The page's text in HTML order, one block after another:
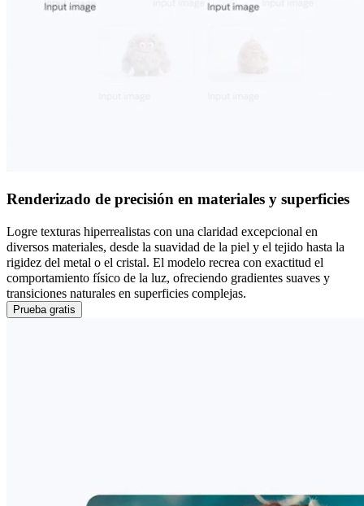
Renderizado de precisión en materiales y superficies
Logre texturas hiperrealistas con una claridad excepcional en
diversos materiales, desde la suavidad de la piel y el tejido hasta la
rigidez del metal o el cristal. El modelo recrea con exactitud el
comportamiento físico de la luz, ofreciendo gradientes suaves y
transiciones naturales en superficies complejas.
Prueba gratis